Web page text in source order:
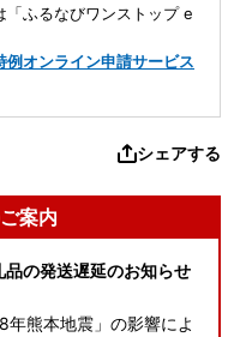
「ふるなびワンストップ e
例オンライン申請サービス
シェアする
案内
の発送遅延のお知らせ
熊本地震」の影響によ